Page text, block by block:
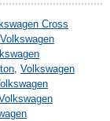
Cross
Volkswagen
, Volkswagen